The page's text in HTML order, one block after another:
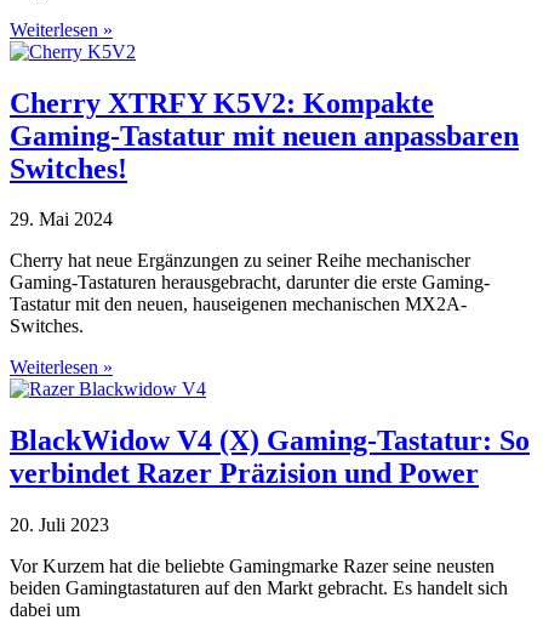
Weiterlesen »
Cherry XTRFY K5V2: Kompakte
Gaming-Tastatur mit neuen anpassbaren
Switches!
29. Mai 2024
Cherry hat neue Ergänzungen zu seiner Reihe mechanischer
Gaming-Tastaturen herausgebracht, darunter die erste Gaming-
Tastatur mit den neuen, hauseigenen mechanischen MX2A-
Switches.
Weiterlesen »
BlackWidow V4 (X) Gaming-Tastatur: So
verbindet Razer Präzision und Power
20. Juli 2023
Vor Kurzem hat die beliebte Gamingmarke Razer seine neusten
beiden Gamingtastaturen auf den Markt gebracht. Es handelt sich
dabei um